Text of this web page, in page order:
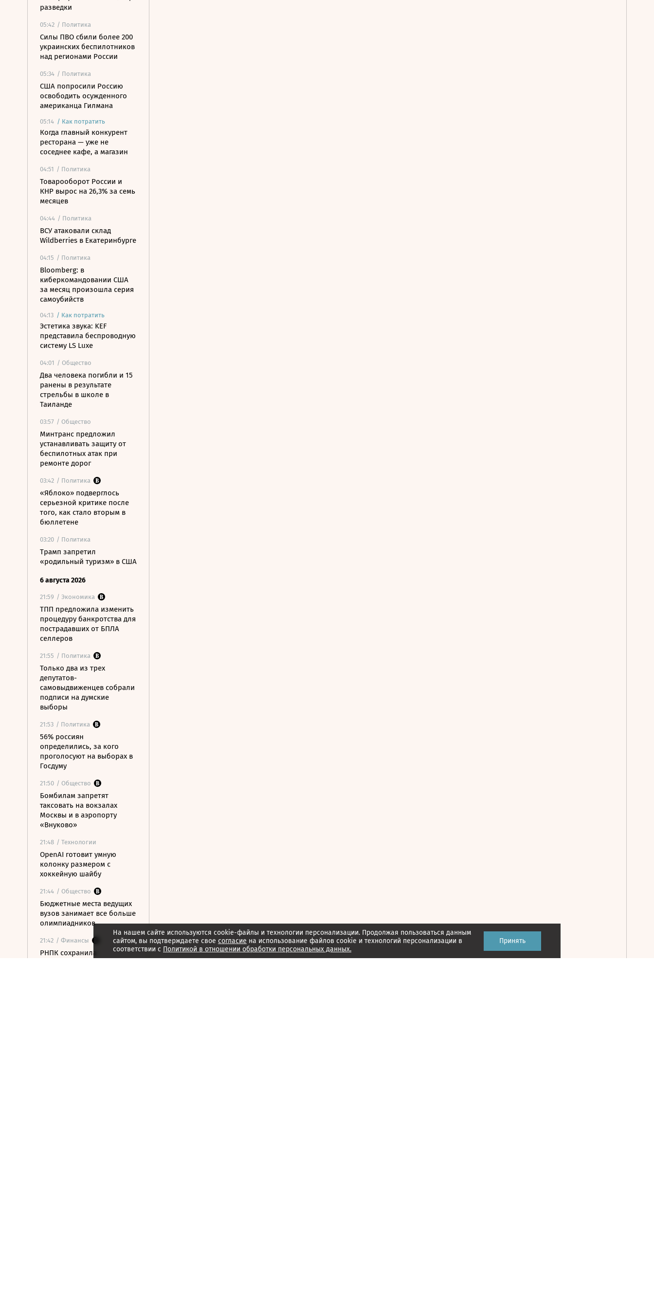
разведки
05:42 / Политика
Силы ПВО сбили более 200
украинских беспилотников
над регионами России
05:34 / Политика
США попросили Россию
освободить осужденного
американца Гилмана
05:14 / Как потратить
Когда главный конкурент
ресторана — уже не
соседнее кафе, а магазин
04:51 / Политика
Товарооборот России и
КНР вырос на 26,3% за семь
месяцев
04:44 / Политика
ВСУ атаковали склад
Wildberries в Екатеринбурге
04:15 / Политика
Bloomberg: в
киберкомандовании США
за месяц произошла серия
самоубийств
04:13 / Как потратить
Эстетика звука: KEF
представила беспроводную
систему LS Luxe
04:01 / Общество
Два человека погибли и 15
ранены в результате
стрельбы в школе в
Таиланде
03:57 / Общество
Минтранс предложил
устанавливать защиту от
беспилотных атак при
ремонте дорог
03:42 / Политика
«Яблоко» подверглось
серьезной критике после
того, как стало вторым в
бюллетене
03:20 / Политика
Трамп запретил
«родильный туризм» в США
6 августа 2026
21:59 / Экономика
ТПП предложила изменить
процедуру банкротства для
пострадавших от БПЛА
селлеров
21:55 / Политика
Только два из трех
депутатов-
самовыдвиженцев собрали
подписи на думские
выборы
21:53 / Политика
56% россиян
определились, за кого
проголосуют на выборах в
Госдуму
21:50 / Общество
Бомбилам запретят
таксовать на вокзалах
Москвы и в аэропорту
«Внуково»
21:48 / Технологии
OpenAI готовит умную
колонку размером с
хоккейную шайбу
21:44 / Общество
Бюджетные места ведущих
вузов занимает все больше
олимпиадников
21:42 / Финансы
РНПК сохранила
На нашем сайте используются cookie-файлы и технологии персонализации. Продолжая пользоваться данным
сайтом, вы подтверждаете свое согласие на использование файлов cookie и технологий персонализации в
соответствии с Политикой в отношении обработки персональных данных.
Принять